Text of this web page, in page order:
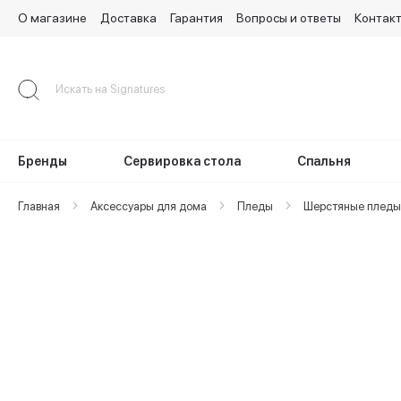
Content
О магазине Доставка Гарантия Вопросы и ответы
Бренды Сервировка стола Спальня
Главная Аксессуары для дома Пледы Шерстяные пледы